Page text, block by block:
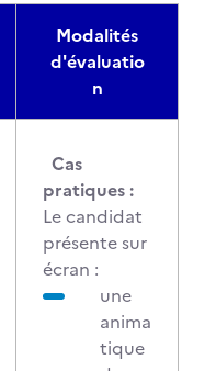
Modalités
d'évaluatio
n
Cas
pratiques :
Le candidat
présente sur
écran :
une
anima
tique